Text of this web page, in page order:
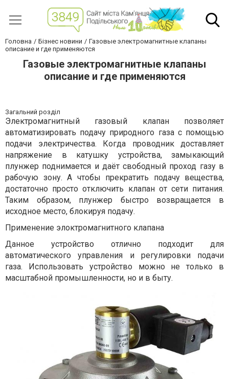
Головна Бізнес новини
Газовые электромагнитные клапаны
описание и где применяются
Газовые электромагнитные клапаны
описание и где применяются
Загальний розділ
Электромагнитный газовый клапан позволяет
автоматизировать подачу природного газа с помощью
подачи электричества. Когда проводник доставляет
напряжение в катушку устройства, замыкающий
плунжер поднимается и даёт свободный проход газу в
рабочую зону. А чтобы прекратить подачу вещества,
достаточно просто отключить клапан от сети питания.
Таким образом, плунжер быстро возвращается в
исходное место, блокируя подачу.
Применение элоктромагнитного клапана
Данное устройство отлично подходит для
автоматического управления и регулировки подачи
газа. Использовать устройство можно не только в
масштабной промышленности, но и в быту.